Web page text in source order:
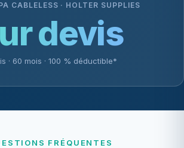
CABLELESS · HOLTER SUPPLIES
devis
· 60 mois · 100 % déductible*
FRÉQUENTES